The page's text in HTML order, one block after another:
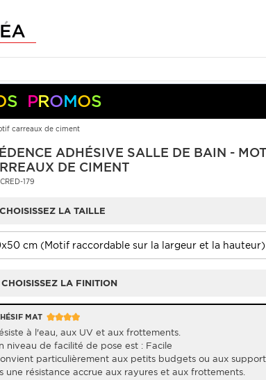
S PROMOS
: S05050
S10150
PayPal
carreaux de ciment
ADHÉSIVE SALLE DE BAIN -
DE CIMENT
179
CHOISISSEZ LA TAILLE
CHOISISSEZ LA FINITION
MAT
à l'eau, aux UV et aux frottements.
niveau de facilité de pose est : Facile
particulièrement aux petits budgets ou aux
une résistance accrue aux rayures et aux frottements.